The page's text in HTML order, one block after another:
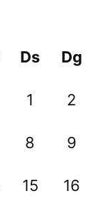
Ds Dg
1 2
8 9
15 16